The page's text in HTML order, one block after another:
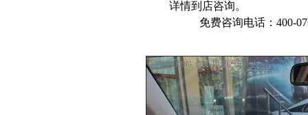
详情到店咨询。
免费咨询电话：400-